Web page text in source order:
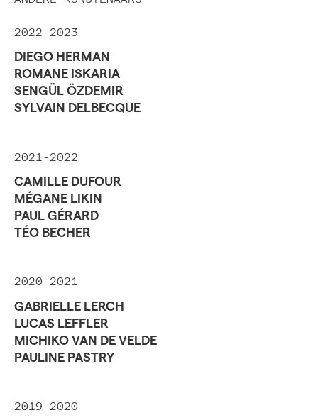
2022-2023
DIEGO HERMAN
ROMANE ISKARIA
SENGÜL ÖZDEMIR
SYLVAIN DELBECQUE
2021-2022
CAMILLE DUFOUR
MÉGANE LIKIN
PAUL GÉRARD
TÉO BECHER
2020-2021
GABRIELLE LERCH
LUCAS LEFFLER
MICHIKO VAN DE VELDE
PAULINE PASTRY
2019-2020